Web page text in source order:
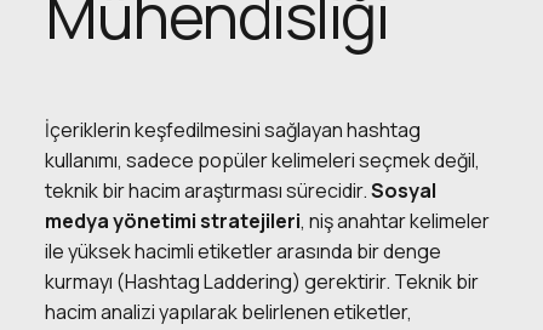
İçeriklerin keşfedilmesini sağlayan hashtag
kullanımı, sadece popüler kelimeleri seçmek değil,
teknik bir hacim araştırması sürecidir.Sosyal
medya yönetimi stratejileri, niş anahtar kelimeler
ile yüksek hacimli etiketler arasında bir denge
kurmayı (Hashtag Laddering) gerektirir. Teknik bir
hacim analizi yapılarak belirlenen etiketler,